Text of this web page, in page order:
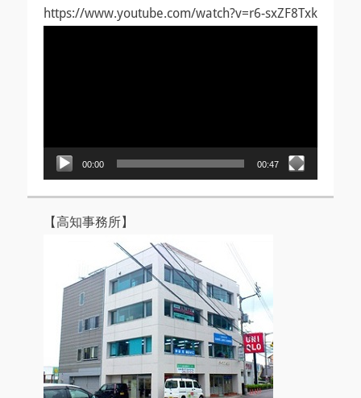
https://www.youtube.com/watch?v=r6-sxZF8Txk
00:00 00:47
【高知事務所】